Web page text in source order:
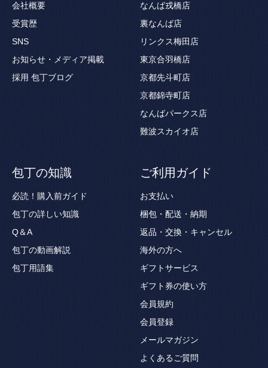
会社概要
受賞歴
SNS
お知らせ・メディア掲載
採用 包丁ブログ
なんば戎橋店
裏なんば店
リンクス梅田店
東京合羽橋店
京都先斗町店
京都錦寺町店
なんばパークス店
難波スカイオ店
包丁の知識
必読！購入前ガイド
包丁の詳しい知識
Q＆A
包丁の動画解説
包丁用語集
ご利用ガイド
お支払い
梱包・配送・納期
返品・交換・キャンセル
海外の方へ
ギフトサービス
ギフト券の使い方
会員規約
会員登録
メールマガジン
よくあるご質問